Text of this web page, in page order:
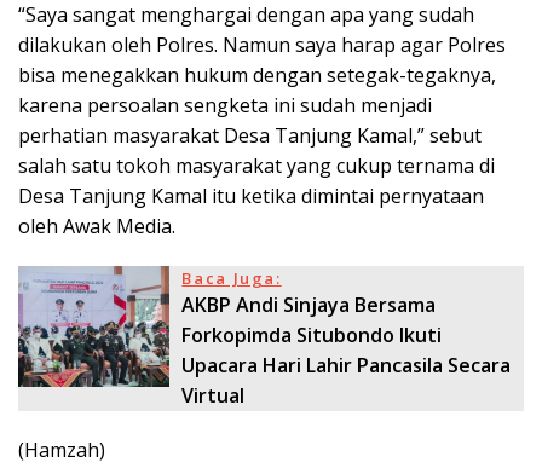
“Saya sangat menghargai dengan apa yang sudah
dilakukan oleh Polres. Namun saya harap agar Polres
bisa menegakkan hukum dengan setegak-tegaknya,
karena persoalan sengketa ini sudah menjadi
perhatian masyarakat Desa Tanjung Kamal,” sebut
salah satu tokoh masyarakat yang cukup ternama di
Desa Tanjung Kamal itu ketika dimintai pernyataan
oleh Awak Media.
Baca Juga:
AKBP Andi Sinjaya Bersama
Forkopimda Situbondo Ikuti
Upacara Hari Lahir Pancasila Secara
Virtual
(Hamzah)